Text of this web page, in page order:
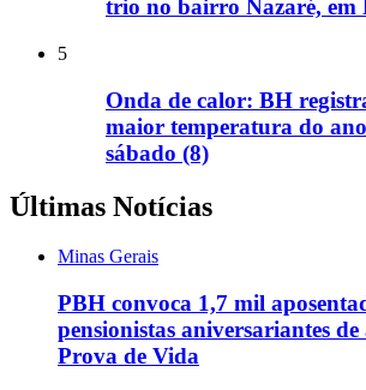
trio no bairro Nazaré, em
5
Onda de calor: BH
maior temperatura do
sábado (8)
Últimas Notícias
Minas Gerais
PBH convoca 1,7 mil
pensionistas aniversariantes
Prova de Vida